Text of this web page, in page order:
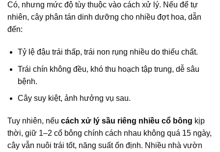
Có, nhưng mức độ tùy thuộc vào cách xử lý. Nếu để tự
nhiên, cây phân tán dinh dưỡng cho nhiều đợt hoa, dẫn
đến:
Tỷ lệ đậu trái thấp, trái non rụng nhiều do thiếu chất.
Trái chín không đều, khó thu hoạch tập trung, dễ sâu
bệnh.
Cây suy kiệt, ảnh hưởng vụ sau.
Tuy nhiên, nếu cách xử lý sầu riêng nhiều cổ bông kịp
thời, giữ 1–2 cổ bông chính cách nhau không quá 15 ngày,
cây vẫn nuôi trái tốt, năng suất ổn định. Nhiều nhà vườn